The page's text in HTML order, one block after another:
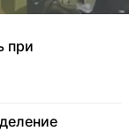
при